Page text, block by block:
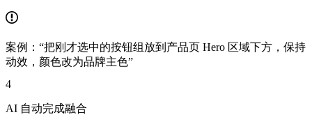
案例：“把刚才选中的按钮组放到产品页 Hero 区域下方，保持
动效，颜色改为品牌主色”
4
AI 自动完成融合